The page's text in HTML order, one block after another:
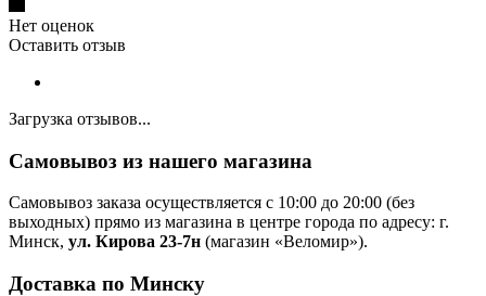
Нет оценок
Оставить отзыв
Загрузка отзывов...
Самовывоз из нашего магазина
Самовывоз заказа осуществляется с 10:00 до 20:00 (без
выходных) прямо из магазина в центре города по адресу: г.
Минск, ул. Кирова 23-7н (магазин «Веломир»).
Доставка по Минску